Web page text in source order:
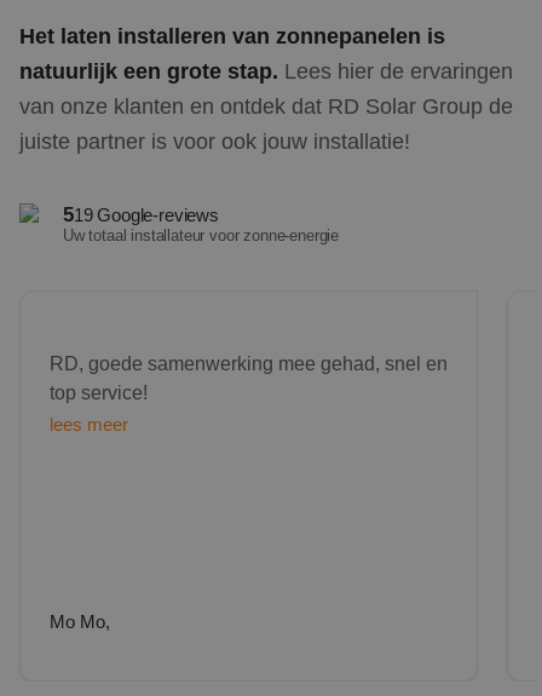
Het laten installeren van zonnepanelen is
natuurlijk een grote stap. Lees hier de ervaringen
van onze klanten en ontdek dat RD Solar Group de
juiste partner is voor ook jouw installatie!
519 Google-reviews
Uw totaal installateur voor zonne-energie
RD, goede samenwerking mee gehad, snel en
top service!
lees meer
Mo Mo,